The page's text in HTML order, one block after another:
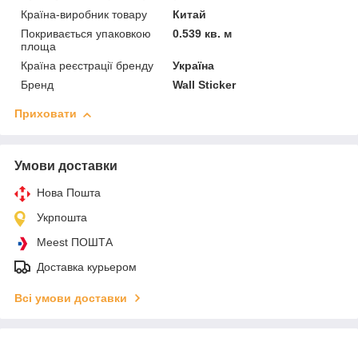
Країна-виробник товару
Китай
Покривається упаковкою
площа
0.539 кв. м
Країна реєстрації бренду
Україна
Бренд
Wall Sticker
Приховати
Умови доставки
Нова Пошта
Укрпошта
Meest ПОШТА
Доставка курьером
Всі умови доставки